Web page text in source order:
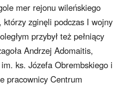
mer rejonu wileńskiego
którzy zginęli podczas I wojny
przybył też pełniący
Andrzej Adomaitis,
ks. Józefa Obrembskiego i
pracownicy Centrum